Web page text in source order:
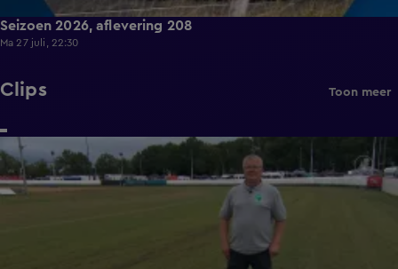
Seizoen 2026, aflevering 208
Ma 27 juli, 22:30
Clips Toon meer
1:54